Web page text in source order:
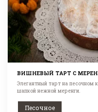
ВИШНЕВЫЙ ТАРТ С
Элегантный тарт на
шапкой нежной меренги.
Песочное